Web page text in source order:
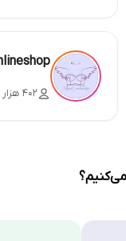
۴۰۲ هزار دنبال‌کننده